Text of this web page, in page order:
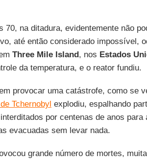
70, na ditadura, evidentemente não
até então considerado impossível,
Three Mile Island, nos Estados
da temperatura, e o reator fundiu.
provocar uma catástrofe, como se
Tchernobyl explodiu, espalhando
por centenas de anos para
evacuadas sem levar nada.
grande número de mortes,